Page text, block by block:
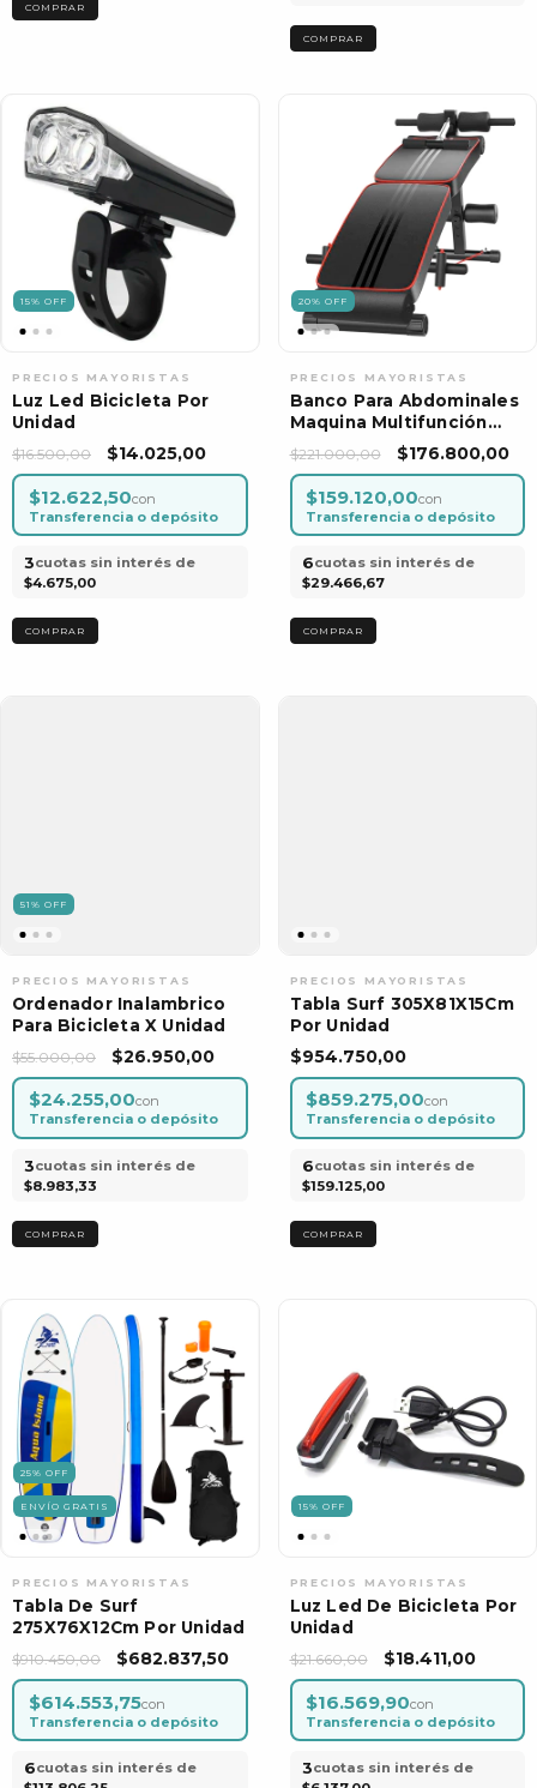
COMPRAR
15% OFF
Luz Led Bicicleta Por
Unidad
$16.500,00 $14.025,00
$12.622,50con
Transferencia o depósito
3cuotas sin interés de
$4.675,00
20% OFF
Banco Para Abdominales
Maquina Multifunción
Tabla Portatil Ejercicio
$221.000,00 $176.800,00
$159.120,00con
Transferencia o depósito
6cuotas sin interés de
$29.466,67
51 % OFF
Ordenador Inalambrico
Para Bicicleta X Unidad
$55.000,00 $26.950,00
$24.255,00con
Transferencia o depósito
3cuotas sin interés de
$8.983,33
Tabla Surf 305X81X15Cm
Por Unidad
$954.750,00
$859.275,00con
Transferencia o depósito
6cuotas sin interés de
$159.125,00
25% OFF
ENVÍO GRATIS
Tabla De Surf
275X76X12Cm Por Unidad
$910.450,00 $682.837,50
$614.553,75con
Transferencia o depósito
6cuotas sin interés de
15% OFF
Luz Led De Bicicleta Por
Unidad
$21.660,00 $18.411,00
$16.569,90con
Transferencia o depósito
3cuotas sin interés de